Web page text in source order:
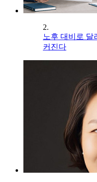
2.
노후 대비로 달
커진다